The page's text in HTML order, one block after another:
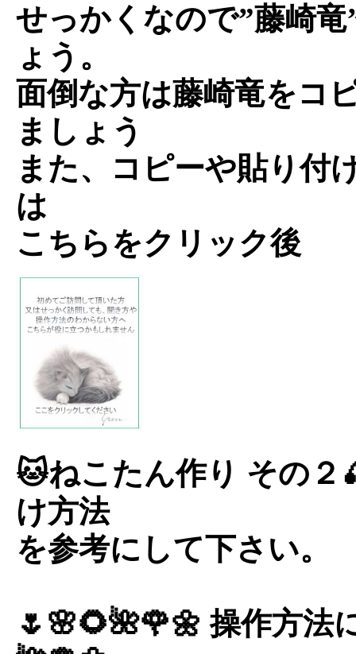
せっかくなので”藤崎
ょう。
面倒な方は藤崎竜をコ
ましょう
また、コピーや貼り付
は
こちらをクリック後
🐱ねこたん作り その２
け方法
を参考にして下さい。
🌷🌸🌻🌺🌹🌼 操作方法